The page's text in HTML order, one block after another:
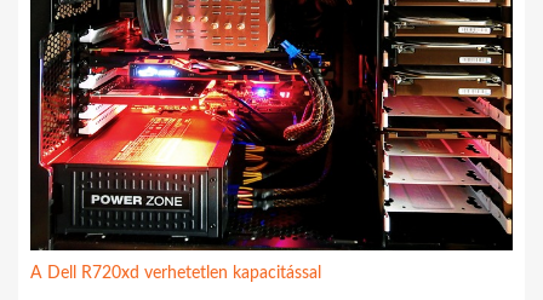
A Dell R720xd verhetetlen kapacitással